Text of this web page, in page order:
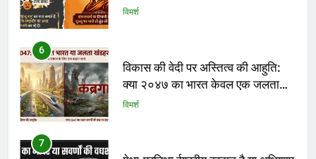
हुआ खंडहर होगा?
विमर्श
7
मेधा-प्रतिभा ईश्वरीय वरदान है या अभिशाप
?
विमर्श
8